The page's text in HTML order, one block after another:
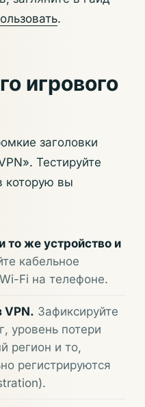
.
игрового
заголовки
Тестируйте
которую вы
то же устройство и
кабельное
Fi на телефоне.
VPN. Зафиксируйте
уровень потери
регион и то,
регистрируются